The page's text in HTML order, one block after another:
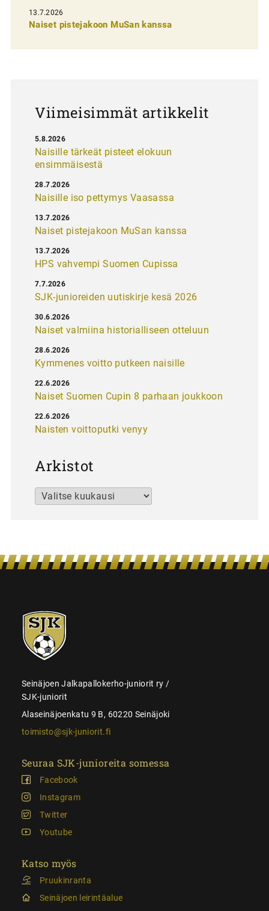
e
13.7.2026
Naiset pistejakoon MuSan kanssa
Viimeisimmät artikkelit
Naisille tärkeät pisteet elokuun
ensimmäisestä
5.8.2026
Naisille iso pettymys Vaasassa
28.7.2026
Naiset pistejakoon MuSan kanssa
13.7.2026
HPS vahvempi Suomen Cupissa
13.7.2026
SJK-junioreiden uutiskirje kesä 2026
7.7.2026
Naiset valmiina historialliseen otteluun
30.6.2026
Kymmenes voitto putkeen naisille
28.6.2026
Naiset Suomen Cupin 8 parhaan joukkoon
22.6.2026
Naisten voittoputki venyy
22.6.2026
Arkistot
Arkistot
SJK-
juniorit
Seinäjoen Jalkapallokerho-juniorit ry /
SJK-juniorit
Alaseinäjoenkatu 9 B, 60220 Seinäjoki
toimisto@sjk-juniorit.fi
Seuraa SJK-junioreita somessa
Facebook
Instagram
Twitter
Youtube
Katso myös
Pruukinranta
Seinäjoen leirintäalue